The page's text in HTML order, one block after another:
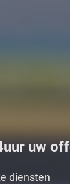
uw
diensten